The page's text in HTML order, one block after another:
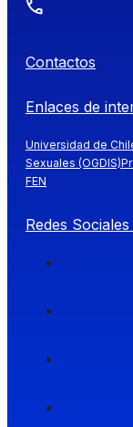
Contactos
Enlaces de
Universidad de
Sexuales (OGDIS)
FEN
Redes Sociales